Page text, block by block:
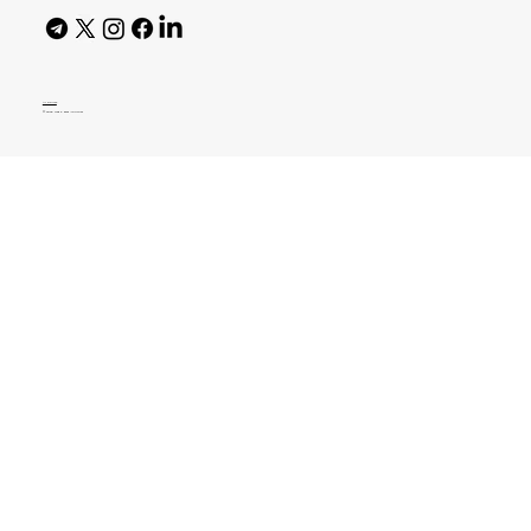
AI Policy
© 2026 High Bar Journal